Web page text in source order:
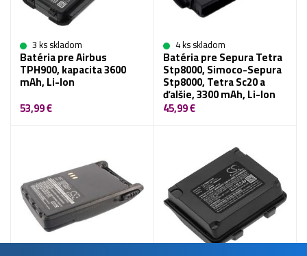
3 ks skladom
Batéria pre Airbus
TPH900, kapacita 3600
mAh, Li-Ion
53,99 €
4 ks skladom
Batéria pre Sepura Tetra
Stp8000, Simoco-Sepura
Stp8000, Tetra Sc20 a
ďalšie, 3300 mAh, Li-Ion
45,99 €